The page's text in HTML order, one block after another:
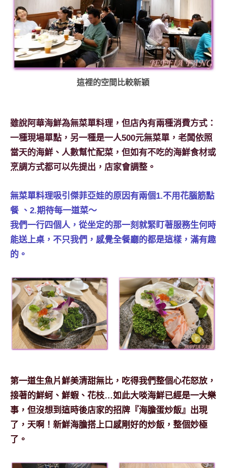
這裡的空間比較新穎
雖說阿華海鮮為無菜單料理，但店內有兩種消費方式：
一種現場單點，另一種是一人500元無菜單，老闆依照
當天的海鮮、人數幫忙配菜，但如有不吃的海鮮食材或
烹調方式都可以先提出，店家會調整。
無菜單料理吸引傑菲亞娃的原因有兩個1.不用花腦筋點
餐 、2.期待每一道菜〜
我們一行四個人，從坐定的那一刻就緊盯著服務生何時
能送上桌，不只我們，感覺全餐廳的都是這樣，滿有趣
的。
第一道生魚片鮮美清甜無比，吃得我們整個心花怒放，
接著的鮮蚵、鮮蝦、花枝…如此大啖海鮮已經是一大樂
事，但沒想到這時後店家的招牌『海膽蛋炒飯』出現
了，天啊！新鮮海膽搭上口感剛好的炒飯，整個妙極
了。